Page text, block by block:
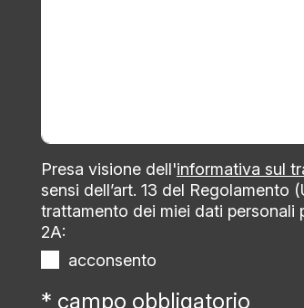
Presa visione dell'informativa sul
sensi dell’art. 13 del Regolamento
trattamento dei miei dati personali
2A:
acconsento
* campo obbligatorio